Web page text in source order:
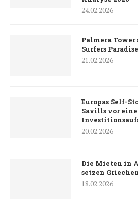
24.02.2026
Palmera
Surfers
21.02.2026
Europas Self-
Savills vor
20.02.2026
Die Mieten in
setzen
18.02.2026